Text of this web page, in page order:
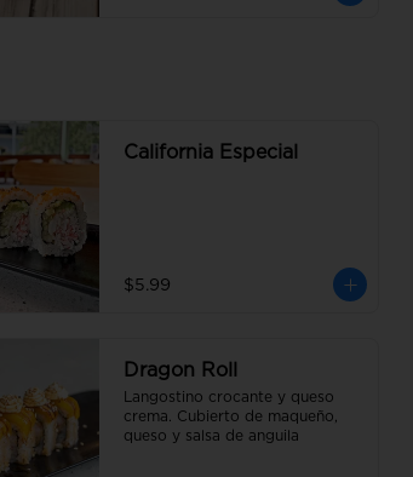
California Especial
$5.99
Dragon Roll
Langostino crocante y queso
crema. Cubierto de maqueño,
queso y salsa de anguila